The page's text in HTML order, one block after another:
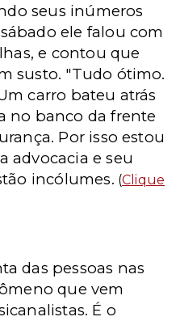
seus inúmeros
ele falou com
e contou que
susto. "Tudo ótimo.
carro bateu atrás
no banco da frente
Por isso estou
advocacia e seu
incólumes. (Clique
das pessoas nas
que vem
É o